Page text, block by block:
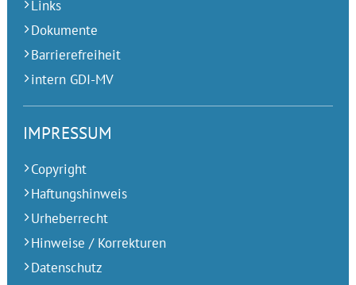
Links
Dokumente
Barrierefreiheit
intern GDI-MV
IMPRESSUM
Copyright
Haftungshinweis
Urheberrecht
Hinweise / Korrekturen
Datenschutz